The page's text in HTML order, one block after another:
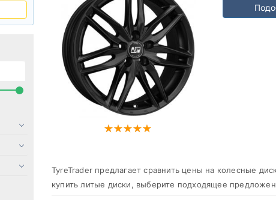
TyreTrader предлагает сравнить цены на колесные
купить литые диски, выберите подходящее